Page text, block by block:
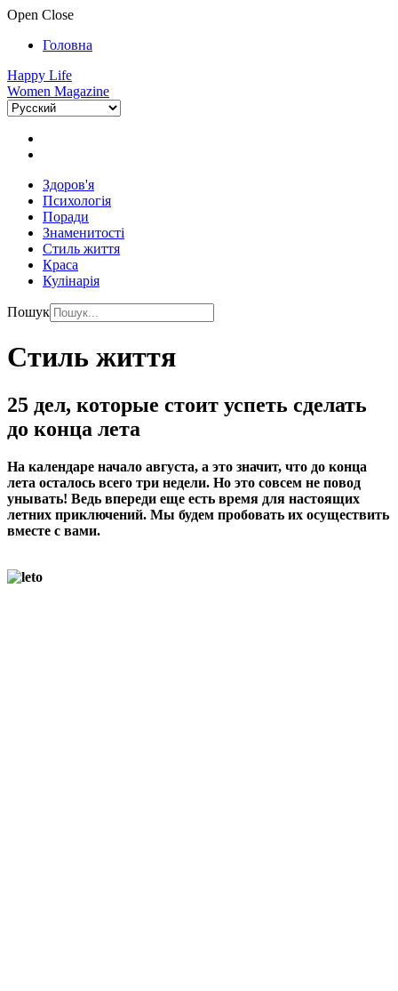
Open Close
Головна
Happy Life
Women Magazine
Здоров'я
Психологія
Поради
Знаменитості
Стиль життя
Краса
Кулінарія
Пошук
Стиль життя
25 дел, которые стоит успеть сделать
до конца лета
На календаре начало августа, а это значит, что до конца
лета осталось всего три недели. Но это совсем не повод
унывать! Ведь впереди еще есть время для настоящих
летних приключений. Мы будем пробовать их осуществить
вместе с вами.